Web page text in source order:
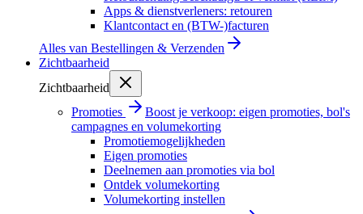
Apps & dienstverleners: retouren
Klantcontact en (BTW-)facturen
Alles van Bestellingen & Verzenden
Zichtbaarheid
Zichtbaarheid
Promoties
Boost je verkoop: eigen promoties, bol's
campagnes en volumekorting
Promotiemogelijkheden
Eigen promoties
Deelnemen aan promoties via bol
Ontdek volumekorting
Volumekorting instellen